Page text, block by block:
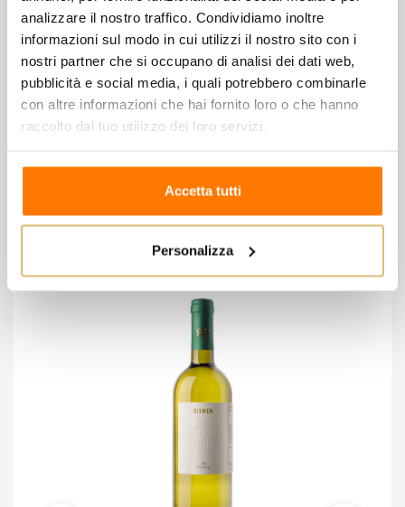
analizzare il nostro traffico. Condividiamo inoltre
informazioni sul modo in cui utilizzi il nostro sito con i
nostri partner che si occupano di analisi dei dati web,
pubblicità e social media, i quali potrebbero combinarle
con altre informazioni che hai fornito loro o che hanno
raccolto dal tuo utilizzo dei loro servizi.
Accetta tutti
Personalizza
Affinamento
6 mesi in botte di rovere Francese
8 altri prodotti della stessa
categoria: